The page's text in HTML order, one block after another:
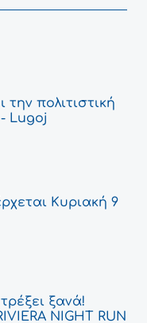
πολιτιστική
Lugoj
Κυριακή 9
ξανά!
NIGHT RUN